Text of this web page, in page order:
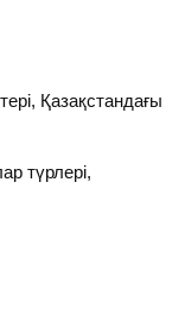
Қазақстандағы
түрлері,